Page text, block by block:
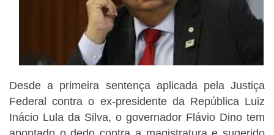
Desde a primeira sentença aplicada pela Justiça
Federal contra o ex-presidente da República Luiz
Inácio Lula da Silva, o governador Flávio Dino tem